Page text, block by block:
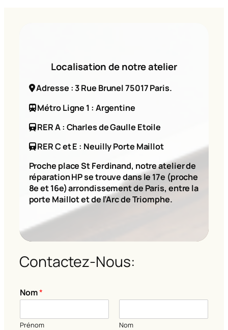
Localisation de notre atelier
Adresse : 3 Rue Brunel 75017 Paris.
Métro Ligne 1 : Argentine
RER A : Charles de Gaulle Etoile
RER C et E : Neuilly Porte Maillot
Proche place St Ferdinand, notre atelier de
réparation HP se trouve dans le 17e (proche
8e et 16e) arrondissement de Paris, entre la
porte Maillot et de l’Arc de Triomphe.
Contactez-Nous:
*
N
m
Nom*
Prénom Nom